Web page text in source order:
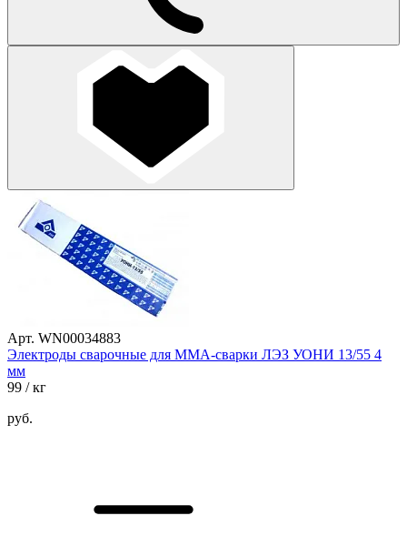
Арт. WN00034883
Электроды сварочные для ММА-сварки ЛЭЗ УОНИ 13/55 4
мм
99 / кг
руб.